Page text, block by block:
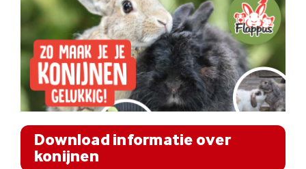
Download informatie over
konijnen